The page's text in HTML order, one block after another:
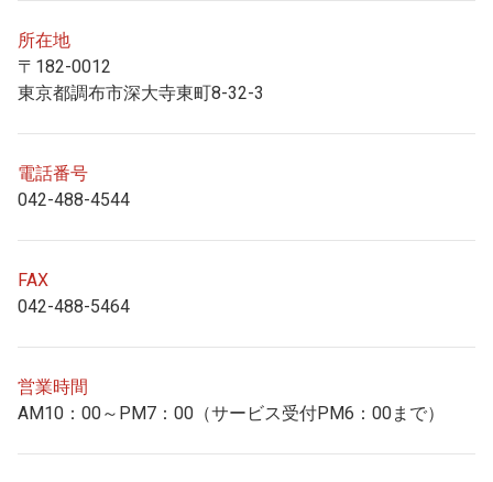
所在地
〒182-0012
東京都調布市深大寺東町8-32-3
電話番号
042-488-4544
FAX
042-488-5464
営業時間
AM10：00～PM7：00（サービス受付PM6：00まで）